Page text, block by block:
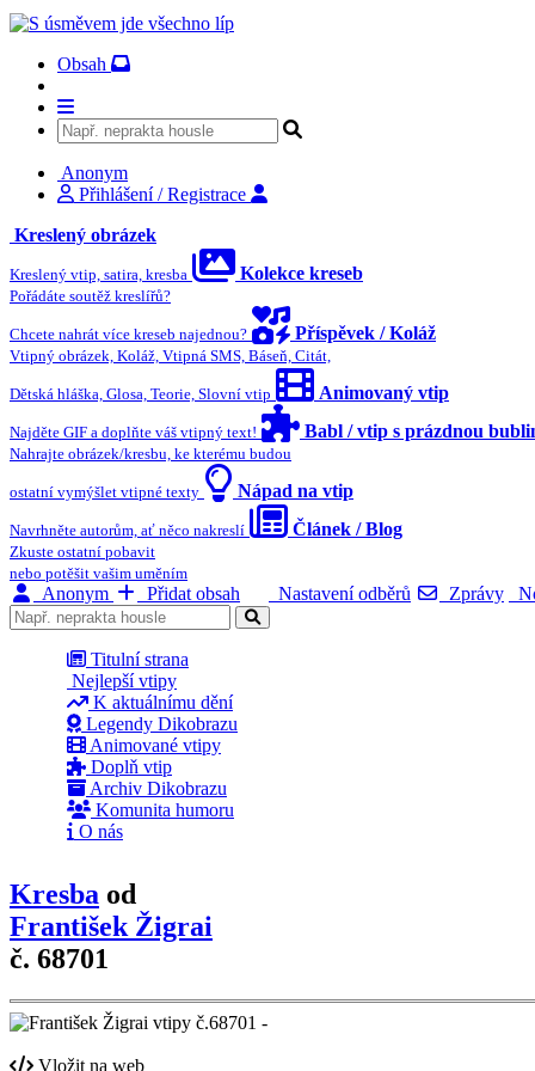
Obsah
Anonym
Přihlášení / Registrace
Kreslený obrázek
Kreslený vtip, satira, kresba Kolekce kreseb
Pořádáte soutěž kreslířů?
Chcete nahrát více kreseb najednou? Příspěvek / Koláž
Vtipný obrázek, Koláž, Vtipná SMS, Báseň, Citát,
Dětská hláška, Glosa, Teorie, Slovní vtip Animovaný vtip
Najděte GIF a doplňte váš vtipný text! Babl / vtip s prázdnou
Nahrajte obrázek/kresbu, ke kterému budou
ostatní vymýšlet vtipné texty Nápad na vtip
Navrhněte autorům, ať něco nakreslí Článek / Blog
Zkuste ostatní pobavit
nebo potěšit vašim uměním
Anonym Přidat obsah Nastavení odběrů Zprávy
Titulní strana
Nejlepší vtipy
K aktuálnímu dění
Legendy Dikobrazu
Animované vtipy
Doplň vtip
Archiv Dikobrazu
Komunita humoru
O nás
Kresba od
František Žigrai
č. 68701
Vložit na web